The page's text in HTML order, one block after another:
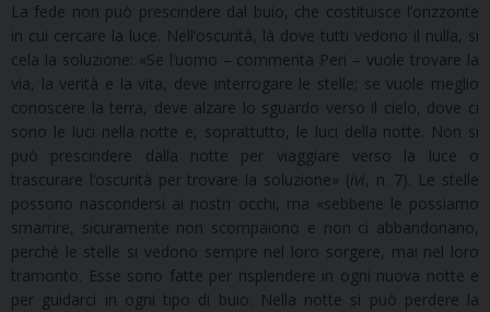
La fede non può prescindere dal buio, che costituisce l’orizzonte
in cui cercare la luce. Nell’oscurità, là dove tutti vedono il nulla, si
cela la soluzione: «Se l’uomo – commenta Peri – vuole trovare la
via, la verità e la vita, deve interrogare le stelle; se vuole meglio
conoscere la terra, deve alzare lo sguardo verso il cielo, dove ci
sono le luci nella notte e, soprattutto, le luci della notte. Non si
può prescindere dalla notte per viaggiare verso la luce o
trascurare l’oscurità per trovare la soluzione» (ivi, n. 7). Le stelle
possono nascondersi ai nostri occhi, ma «sebbene le possiamo
smarrire, sicuramente non scompaiono e non ci abbandonano,
perché le stelle si vedono sempre nel loro sorgere, mai nel loro
tramonto. Esse sono fatte per risplendere in ogni nuova notte e
per guidarci in ogni tipo di buio. Nella notte si può perdere la